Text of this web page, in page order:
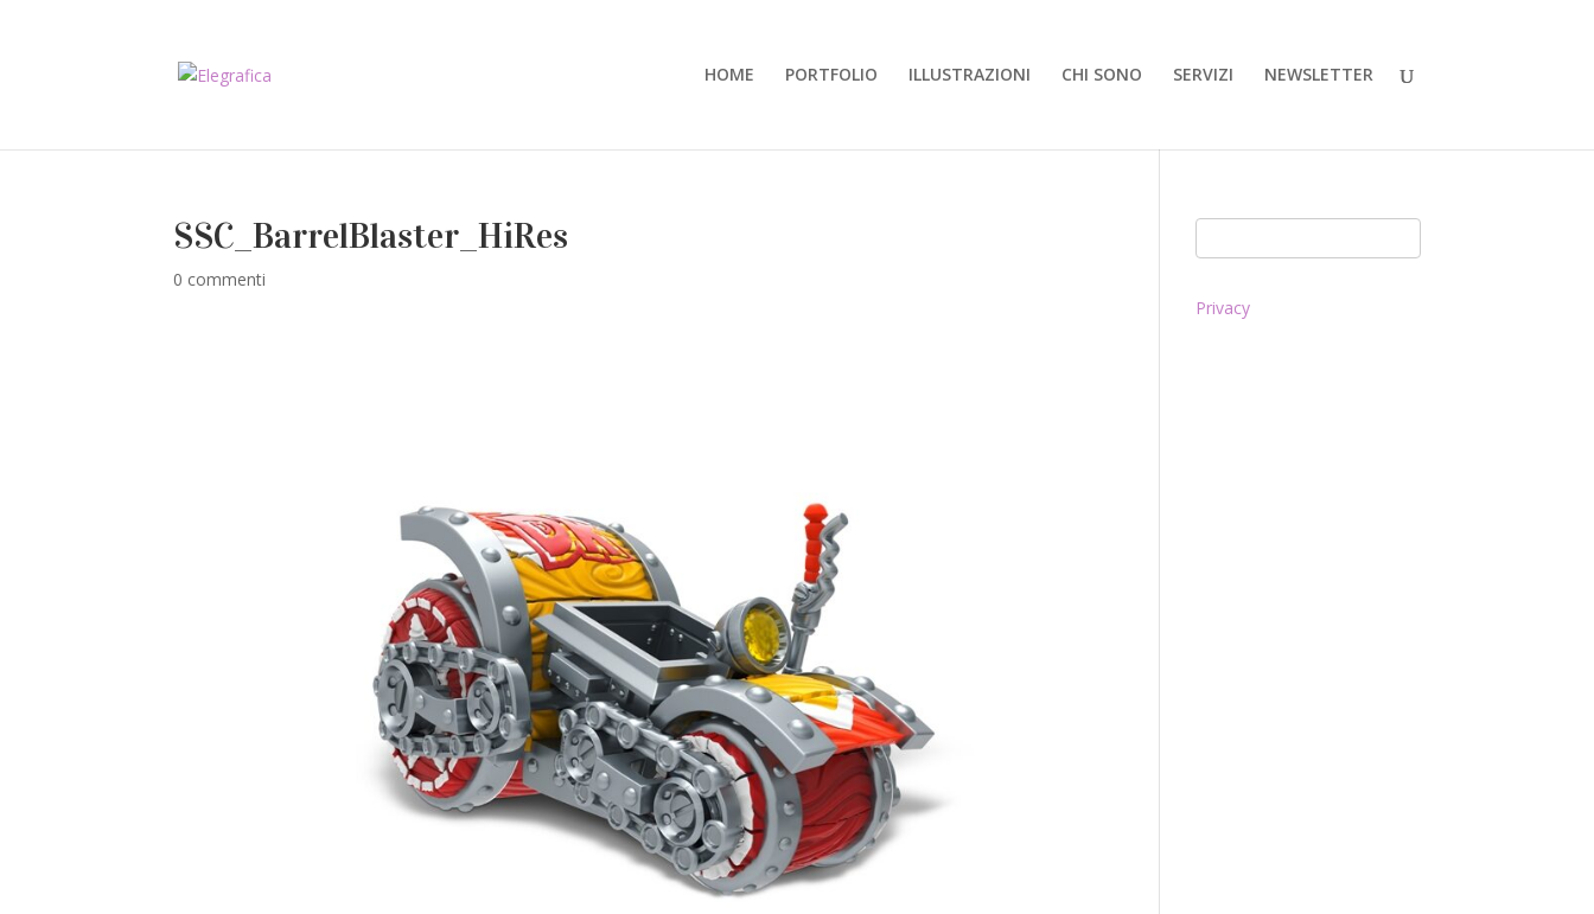
HOME PORTFOLIO ILLUSTRAZIONI CHI SONO SERVIZI NEWSLETTER
SSC_BarrelBlaster_HiRes
0 commenti
Privacy